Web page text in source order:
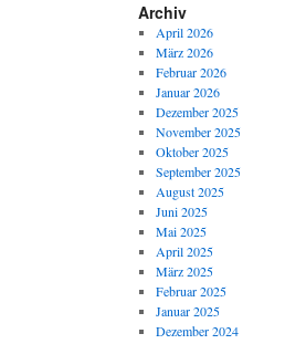
Archiv
April 2026
März 2026
Februar 2026
Januar 2026
Dezember 2025
November 2025
Oktober 2025
September 2025
August 2025
Juni 2025
Mai 2025
April 2025
März 2025
Februar 2025
Januar 2025
Dezember 2024